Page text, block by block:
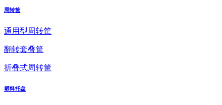
周转筐
通用型周转筐
翻转套叠筐
折叠式周转筐
塑料托盘